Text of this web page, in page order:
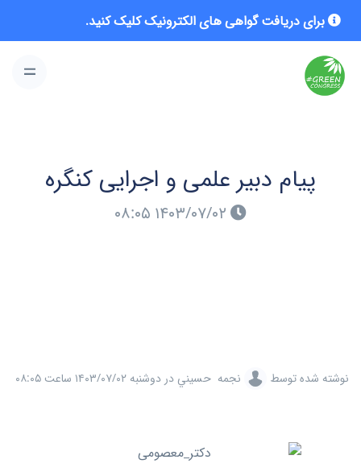
برای دریافت گواهی های الکترونیک کلیک کنید.
پیام دبیر علمی و اجرایی کنگره
نوشته شده توسط نجمه حسيني در دوشنبه ۱۴۰۳/۰۷/۰۲ ساعت ۰۸:۰۵